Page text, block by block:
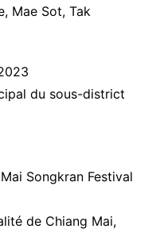
Mae Sot, Tak
du sous-district
Songkran Festival
de Chiang Mai,